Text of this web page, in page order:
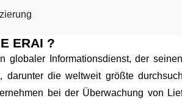
ERAI ?
globaler Informationsdienst, der
darunter die weltweit größte
bei der Überwachung von